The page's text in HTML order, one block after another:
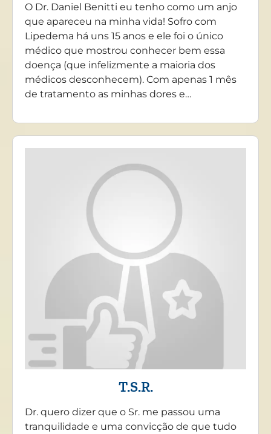
O Dr. Daniel Benitti eu tenho como um anjo
que apareceu na minha vida! Sofro com
Lipedema há uns 15 anos e ele foi o único
médico que mostrou conhecer bem essa
doença (que infelizmente a maioria dos
médicos desconhecem). Com apenas 1 mês
de tratamento as minhas dores e…
T.S.R.
Dr. quero dizer que o Sr. me passou uma
tranquilidade e uma convicção de que tudo